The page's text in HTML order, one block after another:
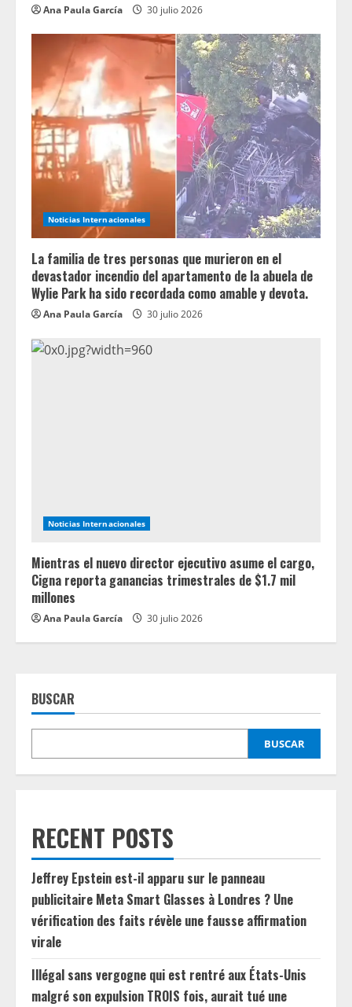
Ana Paula García 30 julio 2026
Noticias Internacionales
La familia de tres personas que murieron en el
devastador incendio del apartamento de la abuela de
Wylie Park ha sido recordada como amable y devota.
Ana Paula García 30 julio 2026
Noticias Internacionales
Mientras el nuevo director ejecutivo asume el cargo,
Cigna reporta ganancias trimestrales de $1.7 mil
millones
Ana Paula García 30 julio 2026
BUSCAR
BUSCAR
RECENT POSTS
Jeffrey Epstein est-il apparu sur le panneau
publicitaire Meta Smart Glasses à Londres ? Une
vérification des faits révèle une fausse affirmation
virale
Illégal sans vergogne qui est rentré aux États-Unis
malgré son expulsion TROIS fois, aurait tué une